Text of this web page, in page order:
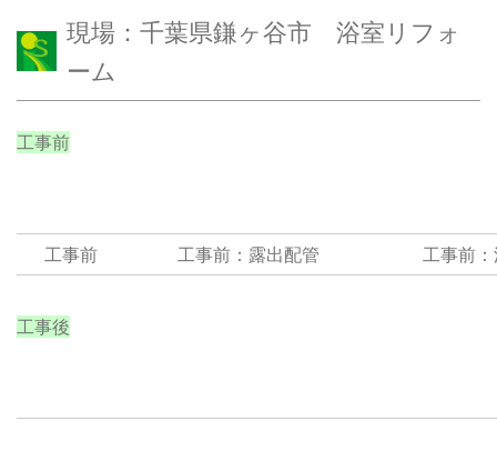
現場：千葉県鎌ヶ谷市 浴室リフォ
ーム
工事前
工事前 工事前：露出配管 工事前
工事後